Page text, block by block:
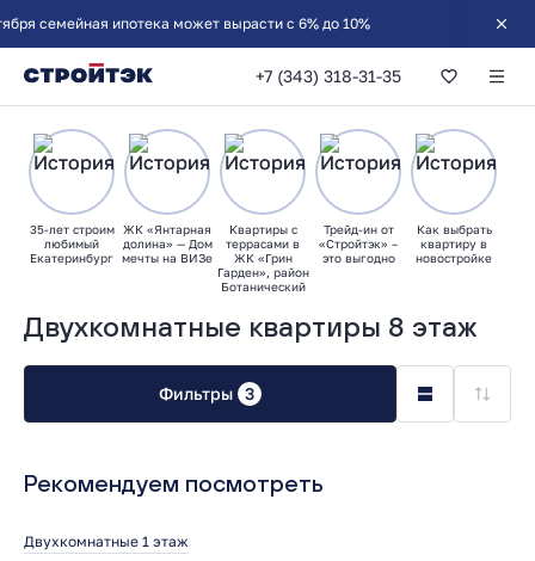
семейная ипотека может вырасти с 6% до 10%
+7 (343) 318-31-35
Двухкомнатные квартиры 8 этаж
35-лет строим
любимый
Екатеринбург
ЖК «Янтарная
долина» — Дом
мечты на ВИЗе
Квартиры с
террасами в
ЖК «Грин
Гарден», район
Ботанический
Трейд-ин от
«Стройтэк» –
это выгодно
Как выбрать
квартиру в
новостройке
Фильтры 3
Рекомендуем посмотреть
Двухкомнатные 1 этаж